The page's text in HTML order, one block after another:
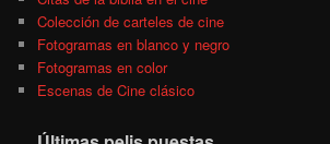
Colección de carteles de cine
Fotogramas en blanco y negro
Fotogramas en color
Escenas de Cine clásico